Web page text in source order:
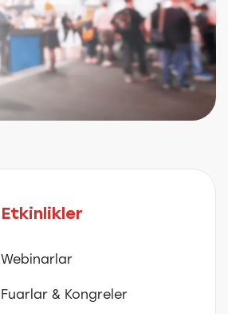
Etkinlikler
Webinarlar
Fuarlar & Kongreler